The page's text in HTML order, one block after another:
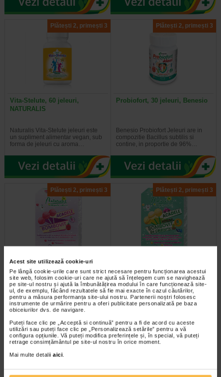
Acest site utilizează cookie-uri
Pe lângă cookie-urile care sunt strict necesare pentru funcționarea acestui
site web, folosim cookie-uri care ne ajută să înțelegem cum se navighează
pe site-ul nostru și ajută la îmbunătățirea modului în care funcționează site-
ul, de exemplu, făcând rezultatele să fie mai exacte în cazul căutărilor,
pentru a măsura performanța site-ului nostru. Partenerii noștri folosesc
instrumente de urmărire pentru a oferi publicitate personalizată pe baza
obiceiurilor dvs. de navigare.
Puteți face clic pe „Acceptă si continuă” pentru a fi de acord cu aceste
utilizări sau puteți face clic pe „Personalizează setările” pentru a vă
configura opțiunile. Vă puteți modifica preferințele și, în special, vă puteți
retrage consimțământul pe site-ul nostru în orice moment.
Mai multe detalii aici.
Plătești 2, primești 3
Vita-Stelute, 60 jeleuri,
NATURALIS
Naturalis Vita-Stelute jeleuri este
un supliment alimentar vegan, sub
forma de jeleuri cu aroma…
Plătești 2, primești 3
Probiofort, 30 jeleuri, Benesio
Benesio Probiofort Jeleuri are in
compozitie Bacillus subtilis si
contine, in proportie de 96%…
Plătești 2, primești 3
Acadele Bombovit de gat, 6 g,
6 acadele, NATURALIS
Bombovit este un supliment
alimentar sub forma de acadea, pe
baza de ingrediente de origine…
Plătești 2, primești 3
Calatorie, 6 g, 6 acadele…
Naturalis Bombovit De Calatorie
este un supliment alimentar
inovator, sub forma de acadea…
ARTICOLE RECOMANDATE